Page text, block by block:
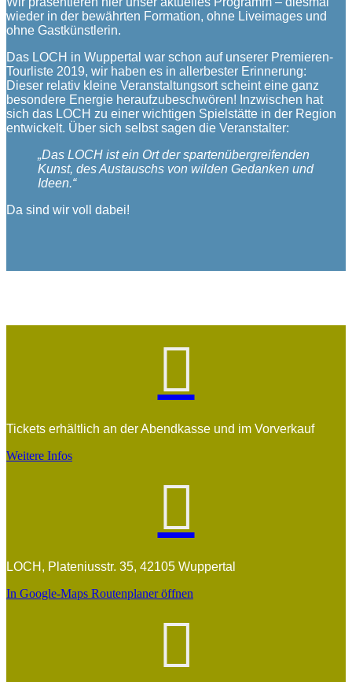
wieder in der bewährten Formation, ohne Liveimages und
ohne Gastkünstlerin.
Das LOCH in Wuppertal war schon auf unserer Premieren-
Tourliste 2019, wir haben es in allerbester Erinnerung:
Dieser relativ kleine Veranstaltungsort scheint eine ganz
besondere Energie heraufzubeschwören! Inzwischen hat
sich das LOCH zu einer wichtigen Spielstätte in der Region
entwickelt. Über sich selbst sagen die Veranstalter:
„Das LOCH ist ein Ort der spartenübergreifenden
Kunst, des Austauschs von wilden Gedanken und
Ideen.“
Da sind wir voll dabei!

Tickets erhältlich an der Abendkasse und im Vorverkauf
Weitere Infos

LOCH, Plateniusstr. 35, 42105 Wuppertal
In Google-Maps Routenplaner öffnen
